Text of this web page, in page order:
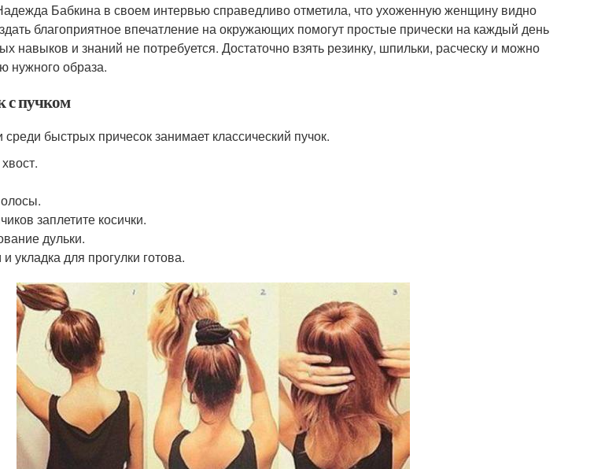
Бабкина в своем интервью справедливо отметила, что ухоженную женщину видно
благоприятное впечатление на окружающих помогут простые прически на каждый день
навыков и знаний не потребуется. Достаточно взять резинку, шпильки, расческу и можно
нужного образа.
с пучком
быстрых причесок занимает классический пучок.
заплетите косички.
дульки.
укладка для прогулки готова.